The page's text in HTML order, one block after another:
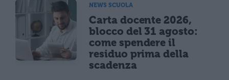
NEWS SCUOLA
Carta docente 2026,
blocco del 31 agosto:
come spendere il
residuo prima della
scadenza